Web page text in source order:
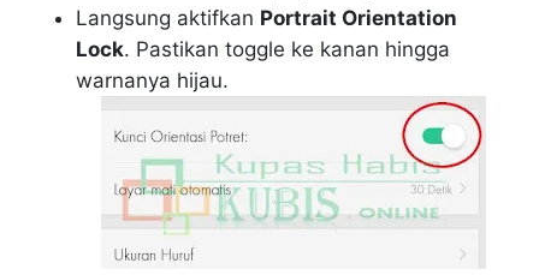
Langsung aktifkan Portrait Orientation
Lock. Pastikan toggle ke kanan hingga
warnanya hijau.